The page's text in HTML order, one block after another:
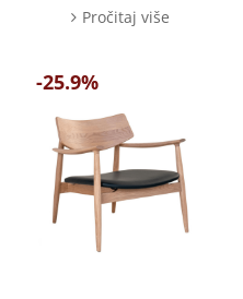
Pročitaj više
-25.9%